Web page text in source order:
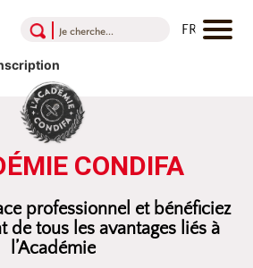
CONDIFA
professionnel et bénéficiez
de tous les avantages liés à
l’Académie